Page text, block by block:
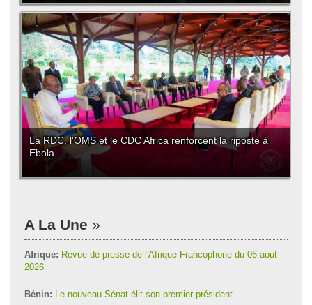
La RDC, l'OMS et le CDC Africa renforcent la riposte à
Ebola
A La Une
Afrique: Revue de presse de l'Afrique Francophone du 06 aout
2026
Bénin: Le nouveau Sénat élit son premier président